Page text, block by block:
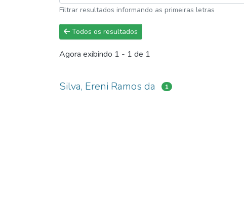
Filtrar resultados informando as primeiras letras
Todos os resultados
Agora exibindo 1 - 1 de 1
Silva, Ereni Ramos da 1